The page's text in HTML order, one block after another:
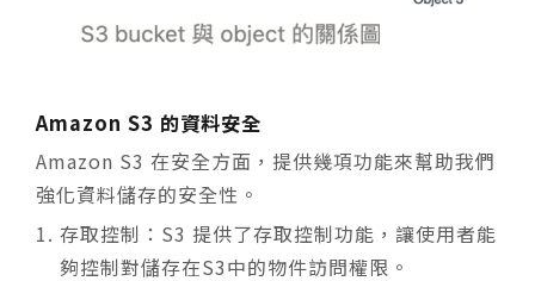
Amazon S3 的資料安全
Amazon S3 在安全方面，提供幾項功能來幫助我們
強化資料儲存的安全性。
存取控制：S3 提供了存取控制功能，讓使用者能
夠控制對儲存在S3中的物件訪問權限。